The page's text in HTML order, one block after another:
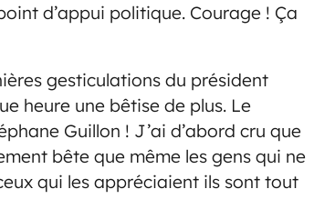
d’appui politique. Courage ! Ça
gesticulations du président
heure une bêtise de plus. Le
Guillon ! J’ai d’abord cru que
bête que même les gens qui ne
qui les appréciaient ils sont tout